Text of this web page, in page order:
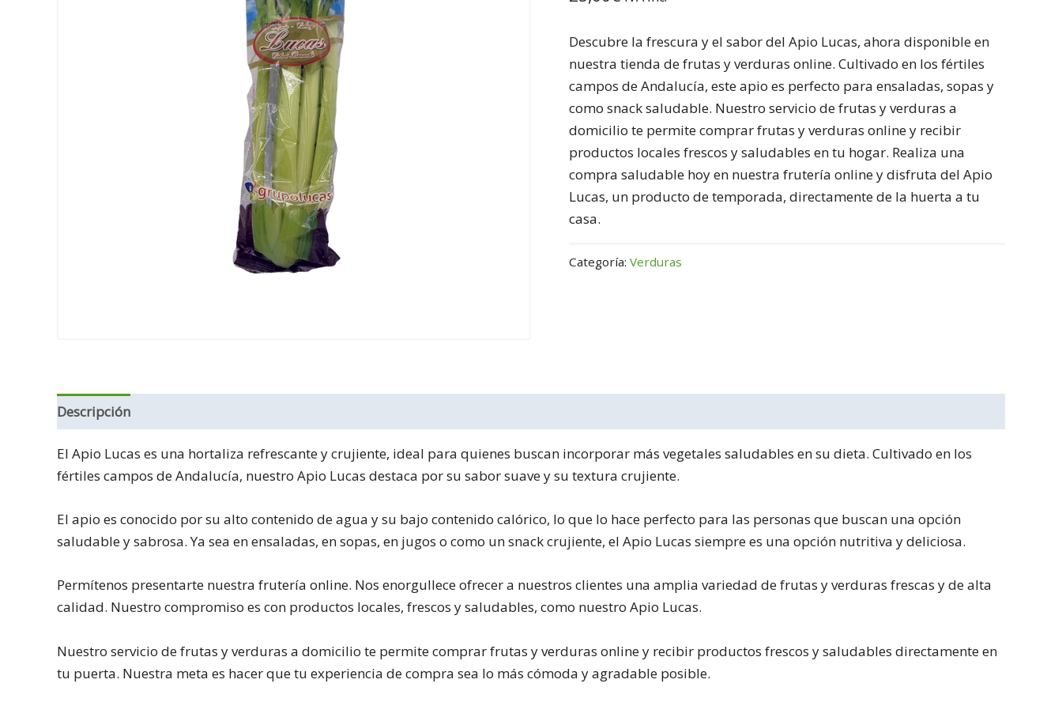
Descubre la frescura y el sabor del Apio Lucas, ahora disponible en
nuestra tienda de frutas y verduras online. Cultivado en los fértiles
campos de Andalucía, este apio es perfecto para ensaladas, sopas y
como snack saludable. Nuestro servicio de frutas y verduras a
domicilio te permite comprar frutas y verduras online y recibir
productos locales frescos y saludables en tu hogar. Realiza una
compra saludable hoy en nuestra frutería online y disfruta del Apio
Lucas, un producto de temporada, directamente de la huerta a tu
casa.
Categoría: Verduras
Descripción
El Apio Lucas es una hortaliza refrescante y crujiente, ideal para quienes buscan incorporar más vegetales saludables en su dieta. Cultivado en los
fértiles campos de Andalucía, nuestro Apio Lucas destaca por su sabor suave y su textura crujiente.
El apio es conocido por su alto contenido de agua y su bajo contenido calórico, lo que lo hace perfecto para las personas que buscan una opción
saludable y sabrosa. Ya sea en ensaladas, en sopas, en jugos o como un snack crujiente, el Apio Lucas siempre es una opción nutritiva y deliciosa.
Permítenos presentarte nuestra frutería online. Nos enorgullece ofrecer a nuestros clientes una amplia variedad de frutas y verduras frescas y de alta
calidad. Nuestro compromiso es con productos locales, frescos y saludables, como nuestro Apio Lucas.
Nuestro servicio de frutas y verduras a domicilio te permite comprar frutas y verduras online y recibir productos frescos y saludables directamente en
tu puerta. Nuestra meta es hacer que tu experiencia de compra sea lo más cómoda y agradable posible.